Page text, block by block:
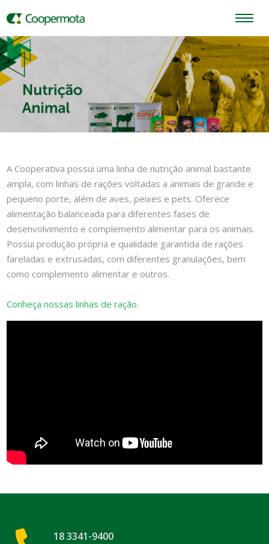
A Cooperativa possui uma linha de nutrição animal bastante
ampla, com linhas de rações voltadas a animais de grande e
pequeno porte, além de aves, peixes e pets. Oferece
alimentação balanceada para diferentes fases de
desenvolvimento e complemento alimentar para os animais.
Possui produção própria e qualidade garantida de rações
fareladas e extrusadas, com diferentes granulações, bem
como complemento alimentar e outros.
Conheça nossas linhas de ração.
18 3341-9400